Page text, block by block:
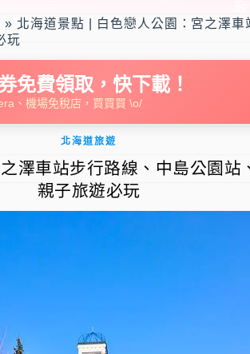
» 北海道景點 | 白色戀人公園：宮之澤車
玩
免費領取，快下載！
、機場免稅店，買買買 \o/
北海道旅遊
澤車站步行路線、中島公園站
親子旅遊必玩